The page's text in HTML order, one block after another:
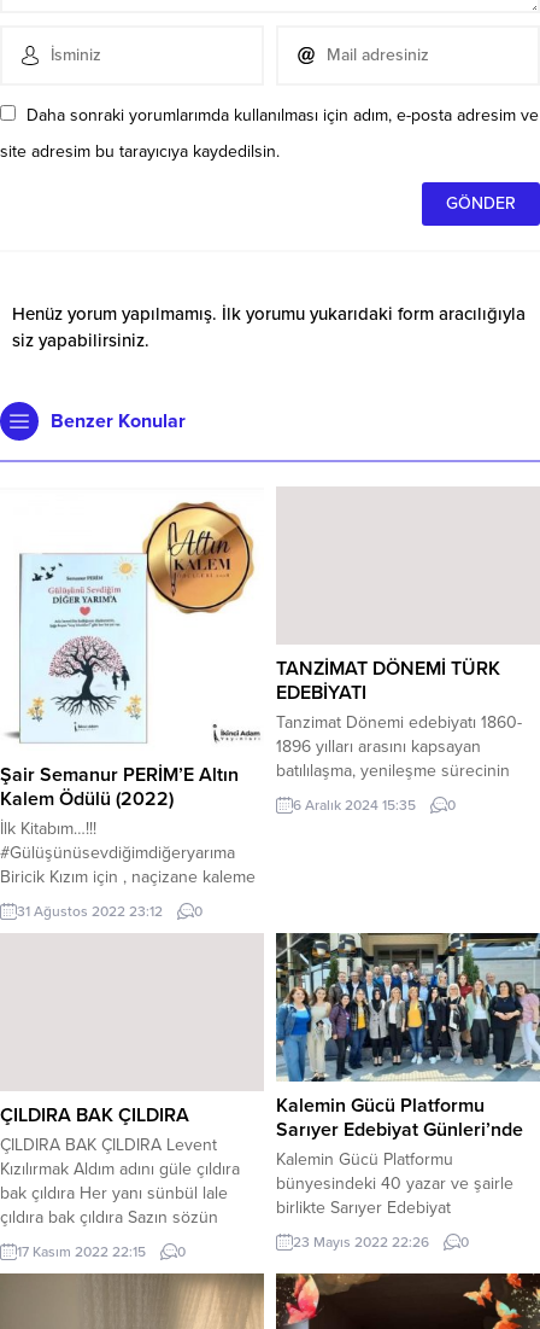
Daha sonraki yorumlarımda kullanılması için adım, e-posta adresim ve
site adresim bu tarayıcıya kaydedilsin.
Henüz yorum yapılmamış. İlk yorumu yukarıdaki form aracılığıyla
siz yapabilirsiniz.
Benzer Konular
Şair Semanur PERİM’E Altın
Kalem Ödülü (2022)
İlk Kitabım…!!!
#Gülüşünüsevdiğimdiğeryarıma
Biricik Kızım için , naçizane kaleme
Almaya çalıştığım kitabımı, Bir Yazar
sıfatıyla “İLK ÇOCUĞUMU” Altın
@ikinciadamyayinevi Sevgili hocam
@alparican Veeeeeeee… Tüm kitap
aşıklarıyla,bu çok değerli
“ÖDÜLÜMÜ “almış olmanın,...
31 Ağustos 2022 23:12 0
TANZİMAT DÖNEMİ TÜRK
EDEBİYATI
Tanzimat Dönemi edebiyatı 1860-
1896 yılları arasını kapsayan
batılılaşma, yenileşme sürecinin
adıdır. Biçim olarak genelde divan
edebiyatı geleneği devam etmiştir.
“Parça güzelliği” yerine “bütün
güzelliği” ön plana çıkmıştır. “Parça
bütünlüğü” yerine “konu
bütünlüğü” ön plana çıkmıştır.
Dilde,...
6 Aralık 2024 15:35 0
ÇILDIRA BAK ÇILDIRA
ÇILDIRA BAK ÇILDIRA Levent
Kızılırmak Aldım adını güle çıldıra
bak çıldıra Her yanı sünbül lale
çıldıra bak çıldıra Sazın sözün
sohbetin aşıkların dilinde Vurunca
mızrak tele çıldıra bak çıldıra
Atalardan almışız edep erkân
görgüyü Desen desen kilimler
17 Kasım 2022 22:15 0
Kalemin Gücü Platformu
Sarıyer Edebiyat Günleri’nde
Kalemin Gücü Platformu
bünyesindeki 40 yazar ve şairle
birlikte Sarıyer Edebiyat
Günleri’nde okuyucular ile
buluşmak için gün sayıyor.
Kurulduğu günden bu yana yazar
ve şairleri bünyesinde toplayan
23 Mayıs 2022 22:26 0